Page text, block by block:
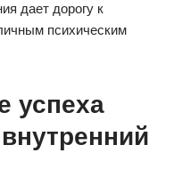
дает дорогу к
психическим
успеха